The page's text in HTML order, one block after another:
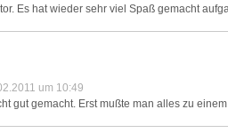
Es hat wieder sehr viel Spaß gemacht
um 10:49
gut gemacht. Erst mußte man alles zu